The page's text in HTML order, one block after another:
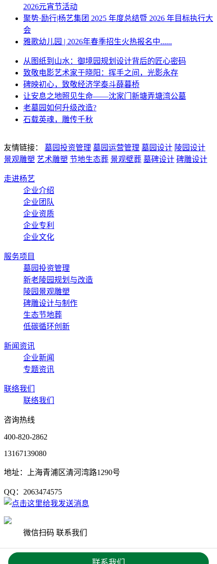
2026元宵节活动
聚势·励行|杨艺集团 2025 年度总结暨 2026 年目标执行大
会
雅歌幼儿园 | 2026年春季招生火热报名中......
从图纸到山水：御境园规划设计背后的匠心密码
致敬电影艺术家于晓阳：挥手之间，光影永存
碑映初心，致敬经济学泰斗薛暮桥
让安息之地照见生命——沈家门新塘弄塘湾公墓
老墓园如何升级改造?
石载英魂，雕传千秋
友情链接： 墓园投资管理 墓园运营管理 墓园设计 陵园设计
景观雕塑 艺术雕塑 节地生态葬 景观壁葬 墓碑设计 碑雕设计
走进杨艺
企业介绍
企业团队
企业资质
企业专利
企业文化
服务项目
墓园投资管理
新老陵园规划与改造
陵园景观雕塑
碑雕设计与制作
生态节地葬
低碳循环创新
新闻资讯
企业新闻
专题资讯
联络我们
联络我们
咨询热线
400-820-2862
13167139080
地址：上海青浦区清河湾路1290号
QQ：2063474575
微信扫码 联系我们
Copyright © 2020 上海杨艺园林集团有限公司 版权所有沪ICP